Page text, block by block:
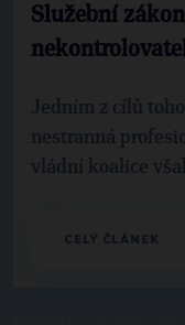
Služební
Jedním z cílů
nestranná
vládní koalice
CELÝ ČLÁNEK